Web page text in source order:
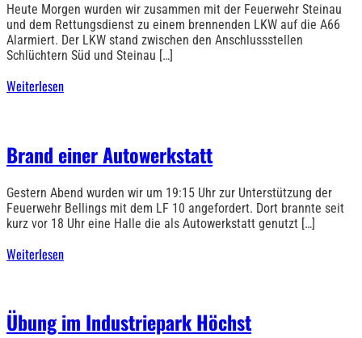
Heute Morgen wurden wir zusammen mit der Feuerwehr Steinau
und dem Rettungsdienst zu einem brennenden LKW auf die A66
Alarmiert. Der LKW stand zwischen den Anschlussstellen
Schlüchtern Süd und Steinau […]
Weiterlesen
Brand einer Autowerkstatt
Gestern Abend wurden wir um 19:15 Uhr zur Unterstützung der
Feuerwehr Bellings mit dem LF 10 angefordert. Dort brannte seit
kurz vor 18 Uhr eine Halle die als Autowerkstatt genutzt […]
Weiterlesen
Übung im Industriepark Höchst